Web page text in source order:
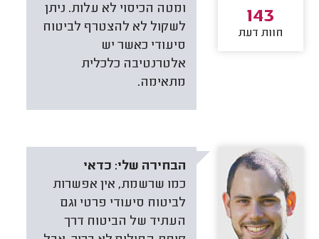
ומטה הכיסוי לא עלות. ניתן
לשקול לא להצטרף לביטוח
סיעודי כאשר יש
אלטרנטיבה כלכלית
מתאימה.
143
חוות דעת
הבחירה שלי: כדאי
כמו שרשמת, אין אפשרות
לביטוח סיעודי פרטי וגם
העתיד של הביטוח דרך